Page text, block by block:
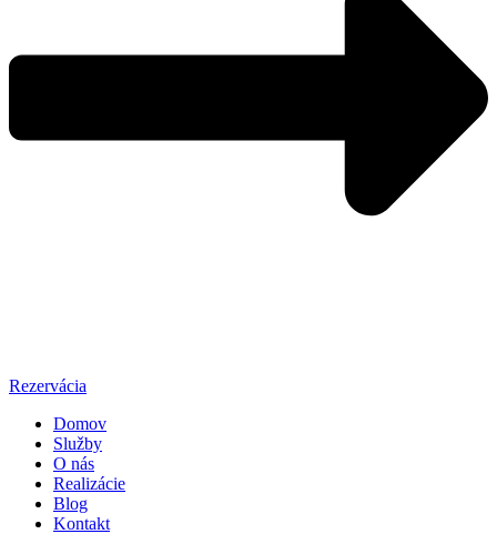
Rezervácia
Domov
Služby
O nás
Realizácie
Blog
Kontakt